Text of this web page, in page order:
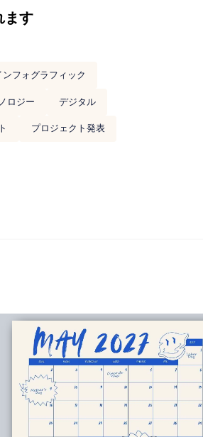
ます
ンフォグラフィック
ロジー
デジタル
プロジェクト発表